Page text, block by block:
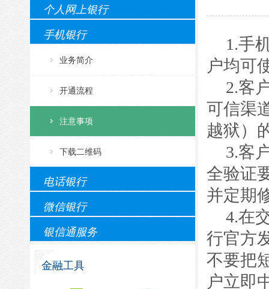
个人网上银行
手机银行
业务简介
开通流程
注意事项
下载二维码
电话银行
微信银行
银信通服务
金融工具
1.手
户均可
2.客
可信渠
越狱）
3.客
全验证
并定期
4.在
行官方
不要把
户立即